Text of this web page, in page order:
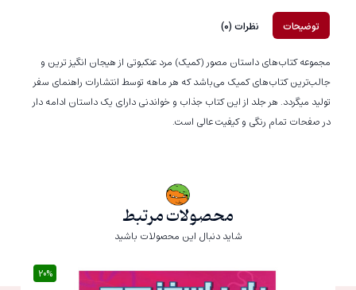
توضیحات نظرات (0)
مجموعه کتاب‌های داستان مصور (کمیک) مرد عنکبوتی از هیجان انگیز ترین و
جالب‌ترین کتاب‌های کمیک می‌باشد که هر ماهه توسط انتشارات راهنمای سفر
تولید میگردد. هر جلد از این کتاب جذاب و خواندنی دارای یک داستان ادامه دار
در صفحات تمام رنگی و کیفیت عالی است.
محصولات مرتبط
شاید دنبال این محصولات باشید
20%